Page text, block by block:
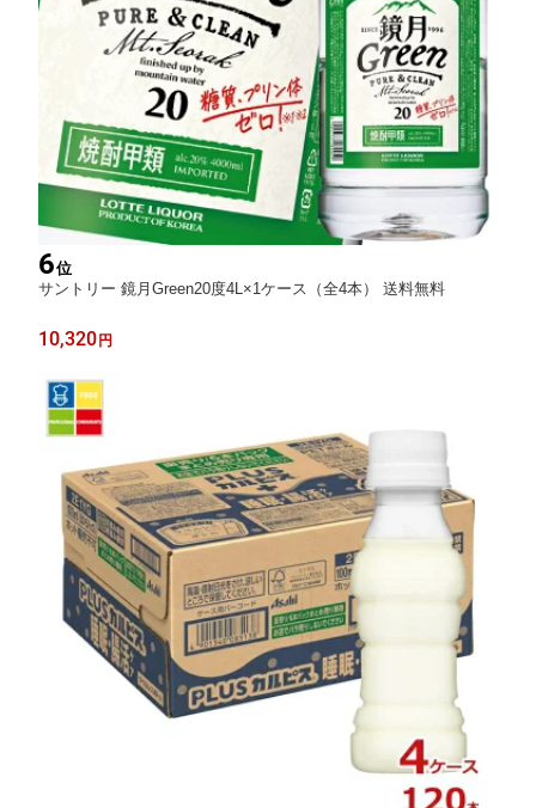
6位
サントリー 鏡月Green20度4L×1ケース（全4本） 送料無料
10,320 円